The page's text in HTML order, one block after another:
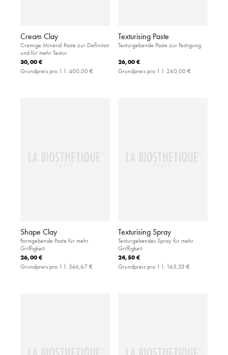
Cream Clay
Cremige Mineral Paste zur Definiton
und für mehr Textur
30,00 €
Grundpreis pro 1 l: 400,00 €
Texturising Paste
Texturgebende Paste zur Festigung
26,00 €
Grundpreis pro 1 l: 260,00 €
Shape Clay
Formgebende Paste für mehr
Griffigkeit
26,00 €
Grundpreis pro 1 l: 346,67 €
Texturising Spray
Texturgebendes Spray für mehr
Griffigkeit
24,50 €
Grundpreis pro 1 l: 163,33 €